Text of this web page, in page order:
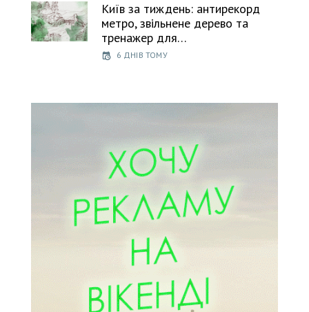
Київ за тиждень: антирекорд
метро, звільнене дерево та
тренажер для…
6 ДНІВ ТОМУ